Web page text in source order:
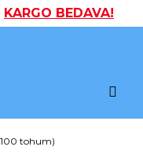
KARGO BEDAVA!